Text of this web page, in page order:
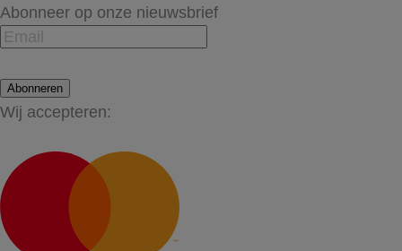
Abonneer op onze nieuwsbrief
Abonneren
Wij accepteren: